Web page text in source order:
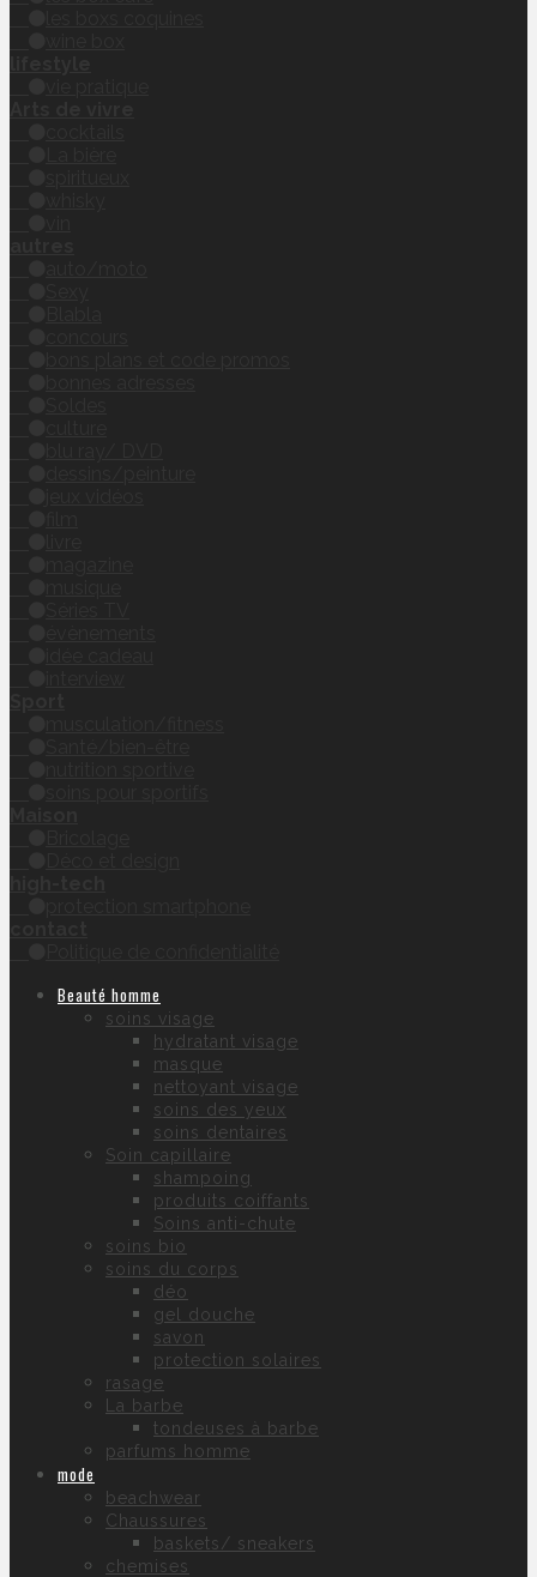
Beauté homme
soins visage
hydratant visage
masque
nettoyant visage
soins des yeux
soins dentaires
Soin capillaire
shampoing
produits coiffants
Soins anti-chute
soins bio
soins du corps
déo
gel douche
savon
protection solaires
rasage
La barbe
tondeuses à barbe
parfums homme
mode
beachwear
Chaussures
baskets/ sneakers
chemises